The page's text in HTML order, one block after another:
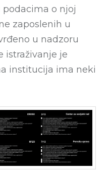
o njoj
zaposlenih u
u nadzoru
istraživanje je
institucija ima neki